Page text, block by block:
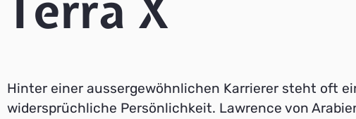
Hinter einer aussergewöhnlichen Karrierer steht oft
widersprüchliche Persönlichkeit. Lawrence von